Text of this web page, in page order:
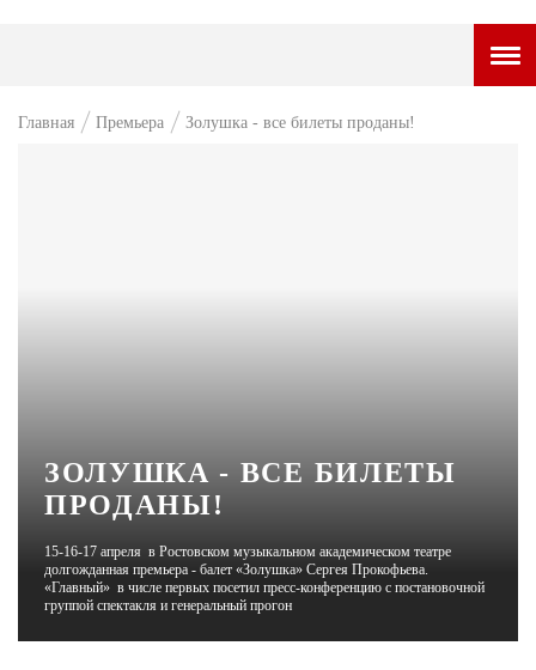
ГОРОДСКОЙ ПОРТАЛ
ЖУРНАЛ
Главная Премьера Золушка - все билеты проданы!
ЗОЛУШКА - ВСЕ БИЛЕТЫ
ПРОДАНЫ!
15-16-17 апреля в Ростовском музыкальном академическом театре
долгожданная премьера - балет «Золушка» Сергея Прокофьева.
«Главный» в числе первых посетил пресс-конференцию с постановочной
группой спектакля и генеральный прогон